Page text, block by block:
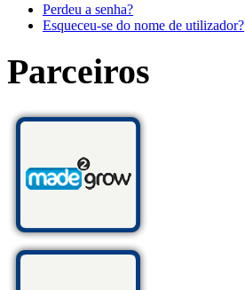
Perdeu a senha?
Esqueceu-se do nome de utilizador?
Parceiros